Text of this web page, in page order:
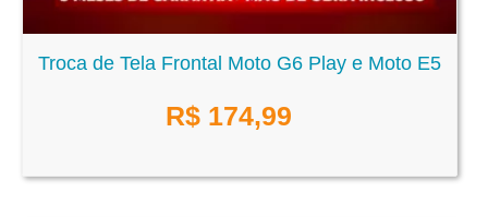
Troca de Tela Frontal Moto G6 Play e Moto E5
R$ 174,99